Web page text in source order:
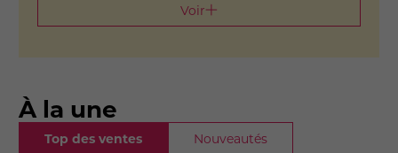
Voir
À la une
Top des ventes Nouveautés